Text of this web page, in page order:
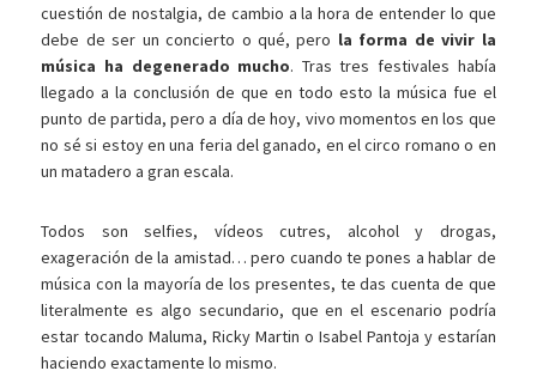
cuestión de nostalgia, de cambio a la hora de entender lo que
debe de ser un concierto o qué, pero la forma de vivir la
música ha degenerado mucho. Tras tres festivales había
llegado a la conclusión de que en todo esto la música fue el
punto de partida, pero a día de hoy, vivo momentos en los que
no sé si estoy en una feria del ganado, en el circo romano o en
un matadero a gran escala.
Todos son selfies, vídeos cutres, alcohol y drogas,
exageración de la amistad… pero cuando te pones a hablar de
música con la mayoría de los presentes, te das cuenta de que
literalmente es algo secundario, que en el escenario podría
estar tocando Maluma, Ricky Martin o Isabel Pantoja y estarían
haciendo exactamente lo mismo.